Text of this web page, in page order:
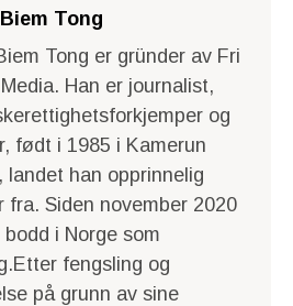
Tong
Tong er gründer av Fri
Han er journalist,
og
født i 1985 i Kamerun
landet han opprinnelig
fra. Siden november 2020
bodd i Norge som
fengsling og
på grunn av sine